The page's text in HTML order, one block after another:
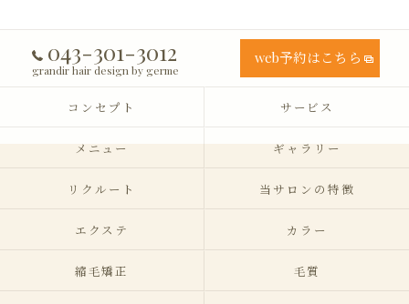
043-301-3012
grandir hair design by germe
web予約はこちら
コンセプト サービス
メニュー ギャラリー
リクルート 当サロンの特徴
エクステ カラー
縮毛矯正 毛質